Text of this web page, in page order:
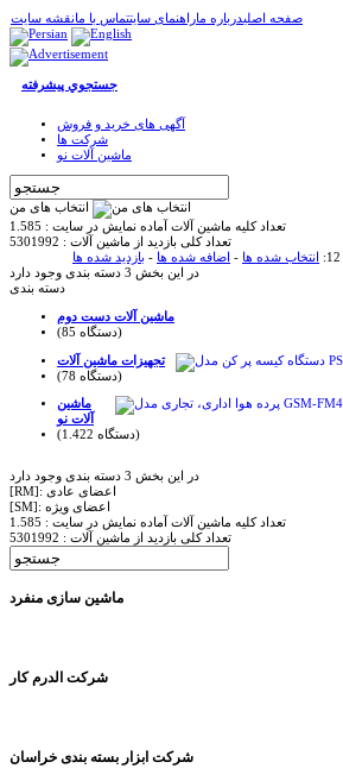
صفحه اصلیدرباره ماراهنمای سایتتماس با ما نقشه سایت
جستجوي پيشرفته
آگهی های خرید و فروش
شرکت ها
ماشین آلات نو
تعداد کلیه ماشین آلات آماده نمایش در سایت : 1.585
تعداد کلی بازدید از ماشین آلات : 5301992
انتخاب شده ها - اضافه شده ها - بازدید شده ها
در این بخش 3 دسته بندی وجود دارد
دسته بندی
ماشين آلات دست دوم
(85 دستگاه)
تجهيزات ماشين آلات
(78 دستگاه)
ماشين
آلات نو
(1.422 دستگاه)
در این بخش 3 دسته بندی وجود دارد
[RM]: اعضای عادی
[SM]: اعضای ویژه
تعداد کلیه ماشین آلات آماده نمایش در سایت : 1.585
تعداد کلی بازدید از ماشین آلات : 5301992
ماشین سازی منفرد
شرکت الدرم کار
شرکت ابزار بسته بندی خراسان